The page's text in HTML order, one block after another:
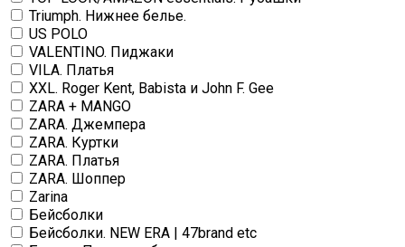
Triumph. Нижнее белье.
US POLO
VALENTINO. Пиджаки
VILA. Платья
XXL. Roger Kent, Babista и John F. Gee
ZARA + MANGO
ZARA. Джемпера
ZARA. Куртки
ZARA. Платья
ZARA. Шоппер
Zarina
Бейсболки
Бейсболки. NEW ERA | 47brand etc